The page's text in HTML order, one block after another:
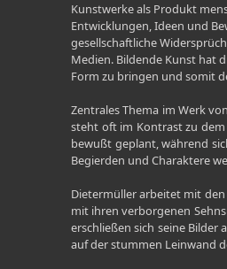
Kunstwerke als Produkt
Entwicklungen, Ideen und
gesellschaftliche
Medien. Bildende Kunst hat
Form zu bringen und somit
Zentrales Thema im Werk
steht oft im Kontrast zu dem
bewußt geplant, während
Begierden und Charaktere
Dietermüller arbeitet mit
mit ihren verborgenen
erschließen sich seine
auf der stummen Leinwand